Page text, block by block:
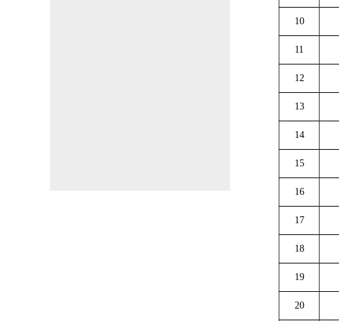
10
11
12
13
14
15
16
17
18
19
20